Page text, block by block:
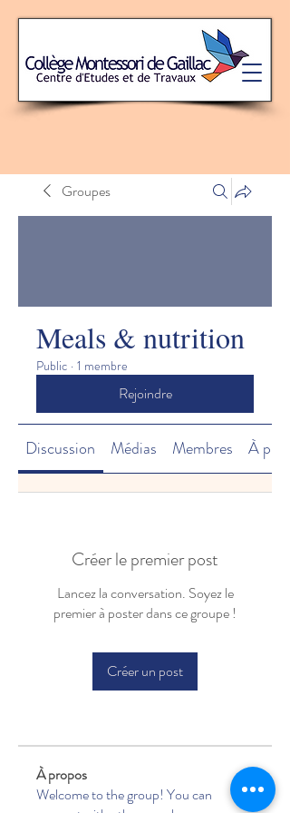
Groupes
Meals & nutrition
Public · 1 membre
Rejoindre
Discussion Médias Membres À
Créer le premier post
Lancez la conversation. Soyez le
premier à poster dans ce groupe !
Créer un post
À propos
Welcome to the group! You can